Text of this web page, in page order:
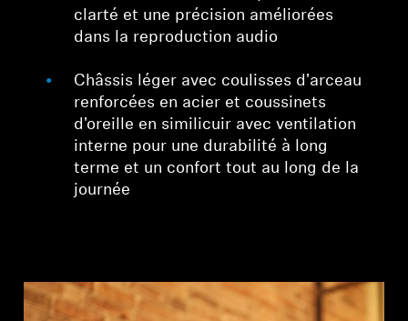
clarté et une précision améliorées
dans la reproduction audio
Châssis léger avec coulisses d'arceau
renforcées en acier et coussinets
d'oreille en similicuir avec ventilation
interne pour une durabilité à long
terme et un confort tout au long de la
journée